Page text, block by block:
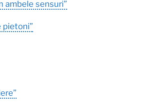
ambele sensuri”
pietoni”